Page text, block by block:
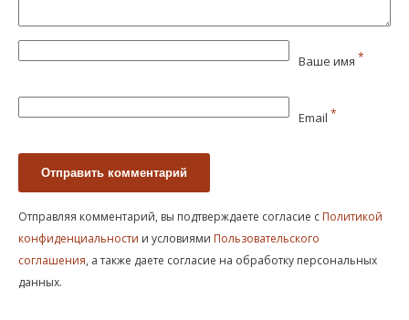
Ваше имя *
Email *
Отправляя комментарий, вы подтверждаете согласие с Политикой
конфиденциальности и условиями Пользовательского
соглашения, а также даете согласие на обработку персональных
данных.